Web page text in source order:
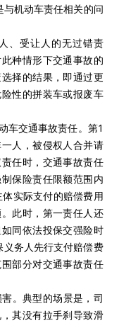
机动车责任相关的问
受让人的无过错责
种情形下交通事故的
择的结果，即通过更
性的拼装车或报废车
交通事故责任。第1
人，被侵权人合并请
任时，交通事故责任
保险责任限额范围内
实际支付的赔偿费用
此时，第一责任人还
同依法投保交强险时
务人先行支付赔偿费
部分对交通事故责任
。典型的场景是，司
其没有拉手刹导致滑